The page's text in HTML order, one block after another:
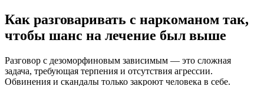
Как разговаривать с наркоманом так,
чтобы шанс на лечение был выше
Разговор с дезоморфиновым зависимым — это сложная
задача, требующая терпения и отсутствия агрессии.
Обвинения и скандалы только закроют человека в себе.